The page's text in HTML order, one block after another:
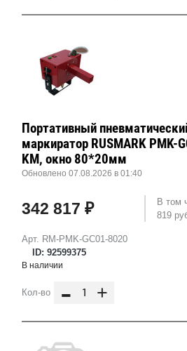
Арт. RM-PMK-GC01-8020
ID: 92599375
Портативный
маркиратор RUSMARK PMK-
KM, окно 80*20мм
Обновлено 07.08.2026 в 01:40
342 817 ₽
В том
819
В наличии
Кол-во - +